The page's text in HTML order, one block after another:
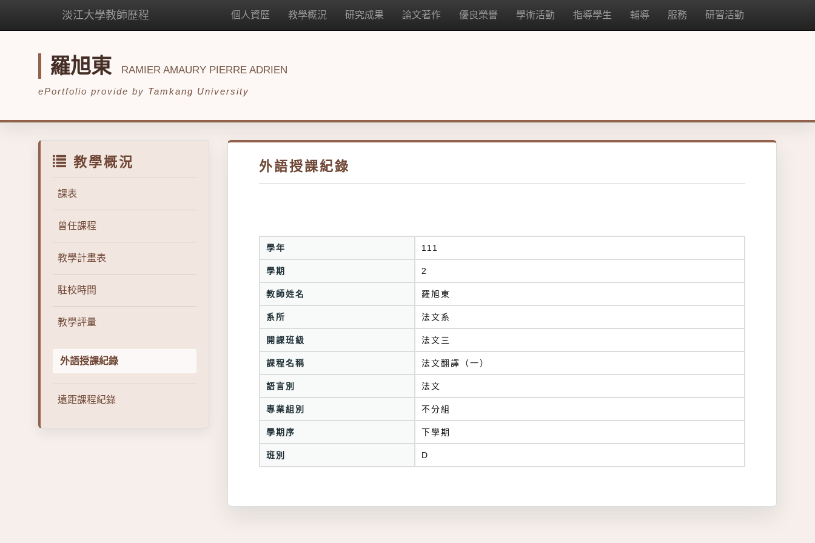
淡江大學教師歷程 個人資歷 教學概況 研究成果 論文著作 優良榮譽 學術活動 指導學生 輔導 服務 研習活動
羅旭東 RAMIER AMAURY PIERRE ADRIEN
ePortfolio provide by Tamkang University
教學概況
課表
曾任課程
教學計畫表
駐校時間
教學評量
外語授課紀錄
遠距課程紀錄
外語授課紀錄
學年 111
學期 2
教師姓名 羅旭東
系所 法文系
開課班級 法文三
課程名稱 法文翻譯（一）
語言別 法文
專業組別 不分組
學期序 下學期
班別 D